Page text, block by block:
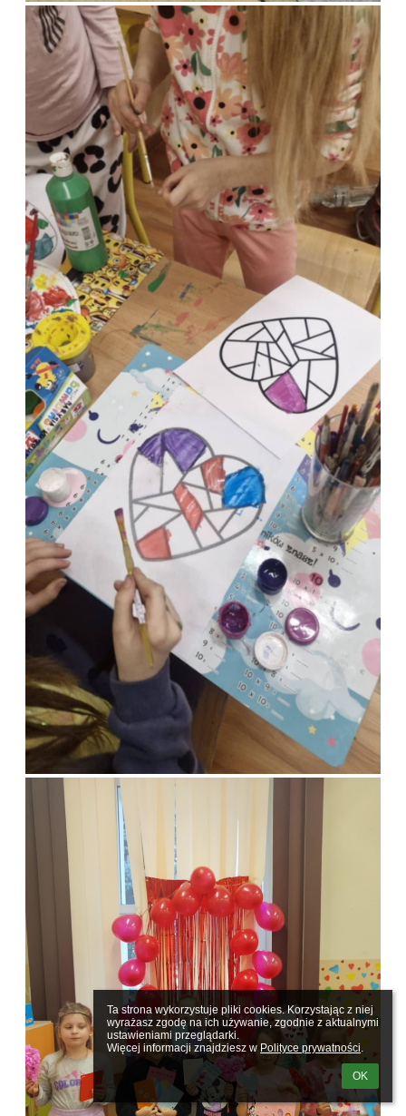
Ta strona wykorzystuje pliki cookies. Korzystając z niej
wyrażasz zgodę na ich używanie, zgodnie z aktualnymi
ustawieniami przeglądarki.
Więcej informacji znajdziesz w Polityce prywatności.
OK